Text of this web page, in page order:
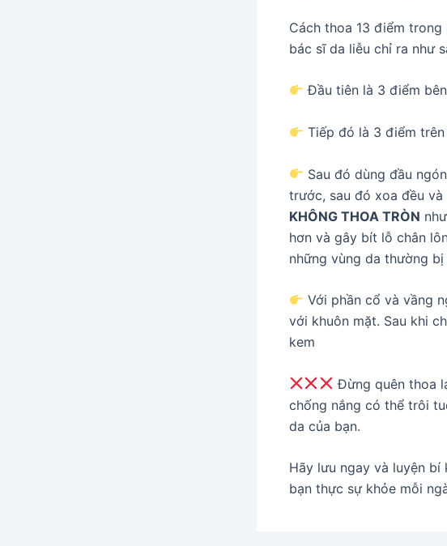
Cách thoa 13 điểm
bác sĩ da liễu chỉ ra như
Đầu tiên là 3 điểm
Tiếp đó là 3 điểm
Sau đó dùng đầu
trước, sau đó xoa đều
KHÔNG THOA TRÒN
hơn và gây bít lỗ chân
những vùng da thường
Với phần cổ và vầng
với khuôn mặt. Sau khi
kem
Đừng quên thoa
chống nắng có thể trôi
da của bạn.
Hãy lưu ngay và luyện bí
bạn thực sự khỏe mỗi